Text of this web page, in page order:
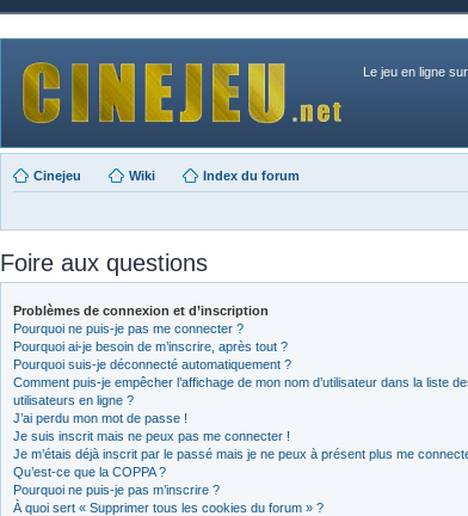
Le jeu en ligne
Cinejeu Wiki Index du forum
Foire aux questions
Problèmes de connexion et d’inscription
Pourquoi ne puis-je pas me connecter ?
Pourquoi ai-je besoin de m’inscrire, après tout ?
Pourquoi suis-je déconnecté automatiquement ?
Comment puis-je empêcher l’affichage de mon nom d’utilisateur dans la liste
utilisateurs en ligne ?
J’ai perdu mon mot de passe !
Je suis inscrit mais ne peux pas me connecter !
Je m’étais déjà inscrit par le passé mais je ne peux à présent plus me
Qu’est-ce que la COPPA ?
Pourquoi ne puis-je pas m’inscrire ?
À quoi sert « Supprimer tous les cookies du forum » ?